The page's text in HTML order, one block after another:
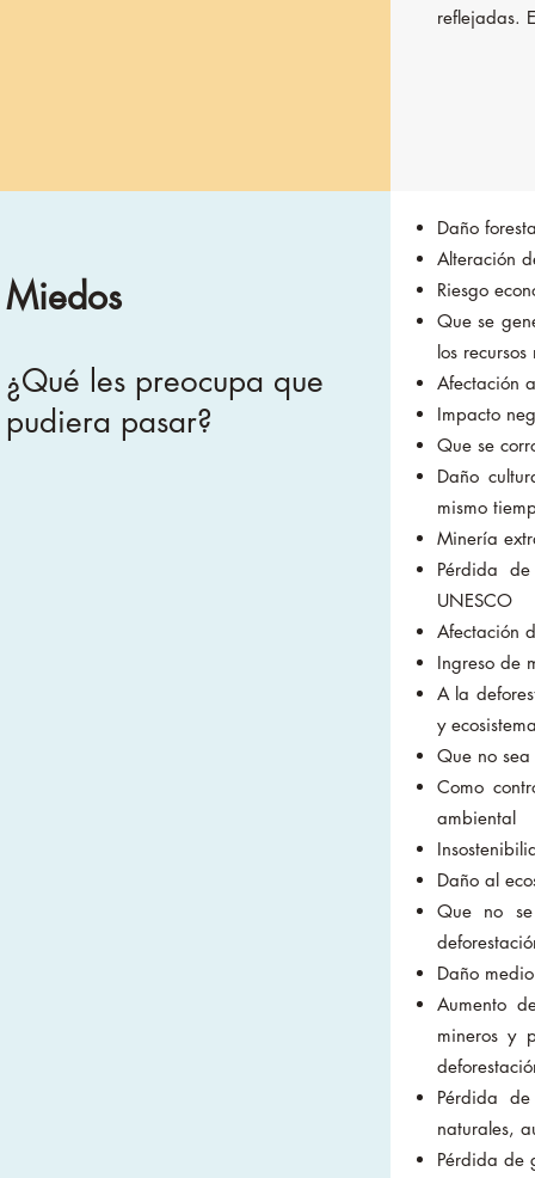
reflejadas.
Miedos
¿Qué les preocupa que
pudiera pasar?
Daño
Alteración
Riesgo
Que se
los recursos
Afectación
Impacto
Que se
Daño
mismo
Minería
Pérdida
UNESCO
Afectación
Ingreso de
A la
y
Que no
Como
ambiental
Daño al
Que no
Daño
Aumento
mineros y
Pérdida
naturales,
Pérdida de